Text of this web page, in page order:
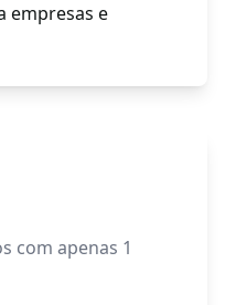
empresas e
com apenas 1